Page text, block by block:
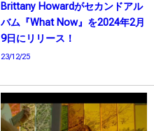
Brittany Howardがセカンドアル
バム『What Now』を2024年2月
9日にリリース！
23/12/25